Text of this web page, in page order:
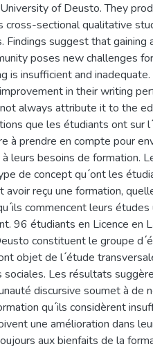
of Deusto. They
cross-sectional qualitative
Findings suggest that gaining
poses new challenges
is insufficient and
in their writing
always attribute it to the
que les étudiants ont sur
à prendre en compte pour
leurs besoins de formation.
de concept qu ́ont les
avoir reçu une formation,
́ils commencent leurs
96 étudiants en Licence en
constituent le groupe d
objet de l ́étude
Les résultats
discursive soumet à de
qu ́ils considèrent
une amélioration dans
aux bienfaits de la